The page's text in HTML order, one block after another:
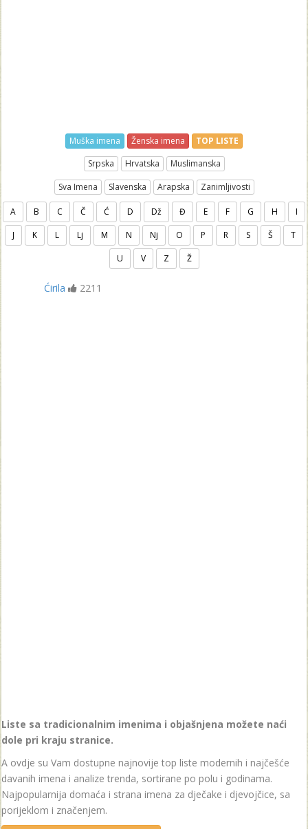
Muška imena Ženska imena
TOP LISTE
Srpska
Hrvatska
Muslimanska
Sva Imena
Slavenska Arapska Zanimljivosti
A B C Č Ć D Dž Đ E F G H
I
J
K L Lj M N Nj O P R S Š
T
U
V Z Ž
Ćirila 2211
Liste sa tradicionalnim imenima i objašnjena možete naći
dole pri kraju stranice.
A ovdje su Vam dostupne najnovije top liste modernih i najčešće
davanih imena i analize trenda, sortirane po polu i godinama.
Najpopularnija domaća i strana imena za dječake i djevojčice, sa
porijeklom i značenjem.